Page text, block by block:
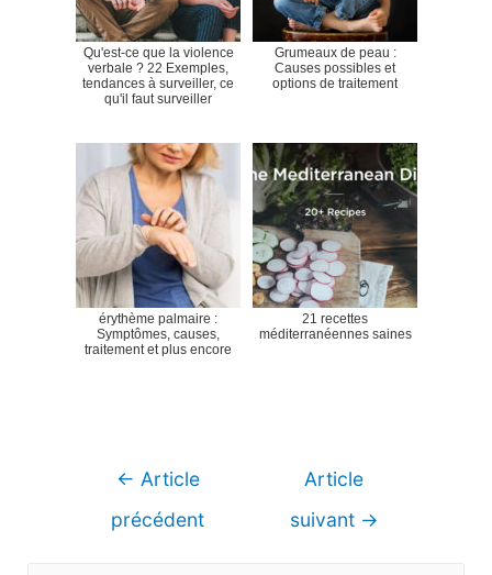
Qu'est-ce que la violence
verbale ? 22 Exemples,
tendances à surveiller, ce
qu'il faut surveiller
Grumeaux de peau :
Causes possibles et
options de traitement
érythème palmaire :
Symptômes, causes,
traitement et plus encore
21 recettes
méditerranéennes saines
Navigation
← Article
précédent
Article
suivant →